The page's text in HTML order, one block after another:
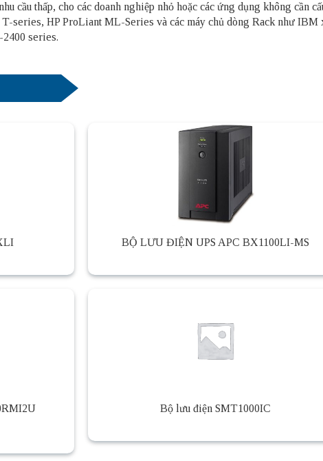
cầu thấp, cho các doanh nghiệp nhỏ hoặc các ứng dụng không cần
HP ProLiant ML-Series và các máy chủ dòng Rack như IBM
series.
BỘ LƯU ĐIỆN UPS APC BX1100LI-MS
Bộ lưu điện SMT1000IC